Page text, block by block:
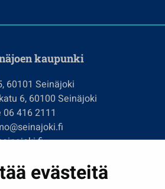
evästeitä
kaupunki
60101 Seinäjoki
6, 60100 Seinäjoki
416 2111